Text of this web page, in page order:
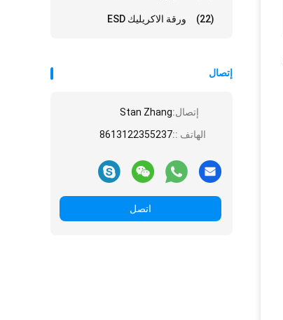
ورقة الاكريليك ESD (22)
إتصال
إتصال:Stan Zhang
الهاتف ::8613122355237
اتصل